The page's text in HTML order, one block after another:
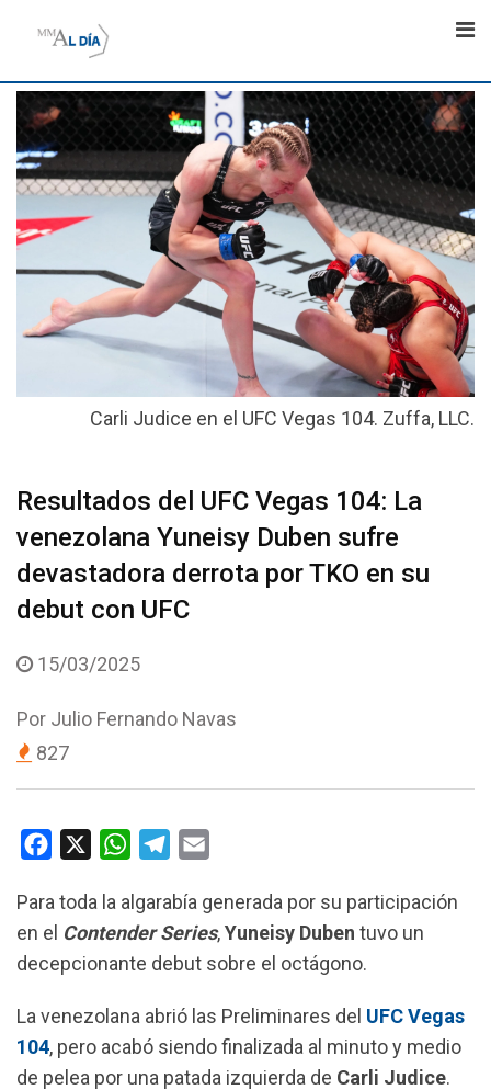
Carli Judice en el UFC Vegas 104. Zuffa, LLC.
Resultados del UFC Vegas 104: La
venezolana Yuneisy Duben sufre
devastadora derrota por TKO en su
debut con UFC
15/03/2025
Por Julio Fernando Navas
827
c
e
b
o
k
W
a
t
s
p
p
l
e
g
a
m
a
i
l
Para toda la algarabía generada por su participación
en el Contender Series,Yuneisy Duben tuvo un
decepcionante debut sobre el octágono.
La venezolana abrió las Preliminares del UFC Vegas
104, pero acabó siendo finalizada al minuto y medio
de pelea por una patada izquierda de Carli Judice.